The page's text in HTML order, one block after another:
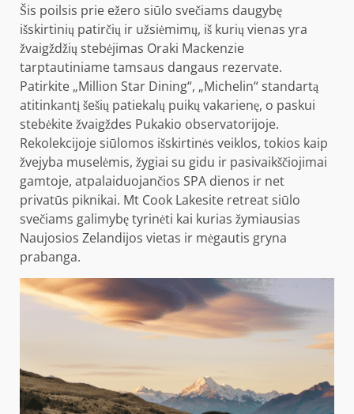
Šis poilsis prie ežero siūlo svečiams daugybę
išskirtinių patirčių ir užsiėmimų, iš kurių vienas yra
žvaigždžių stebėjimas Oraki Mackenzie
tarptautiniame tamsaus dangaus rezervate.
Patirkite „Million Star Dining“, „Michelin“ standartą
atitinkantį šešių patiekalų puikų vakarienę, o paskui
stebėkite žvaigždes Pukakio observatorijoje.
Rekolekcijoje siūlomos išskirtinės veiklos, tokios kaip
žvejyba muselėmis, žygiai su gidu ir pasivaikščiojimai
gamtoje, atpalaiduojančios SPA dienos ir net
privatūs piknikai. Mt Cook Lakesite retreat siūlo
svečiams galimybę tyrinėti kai kurias žymiausias
Naujosios Zelandijos vietas ir mėgautis gryna
prabanga.